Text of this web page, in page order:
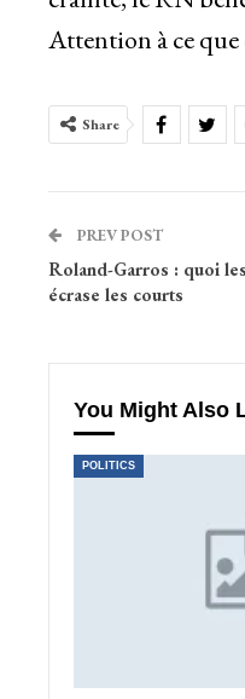
Attention à ce que
Share
PREV POST
Roland-Garros : quoi
écrase les courts
You Might Also
POLITICS